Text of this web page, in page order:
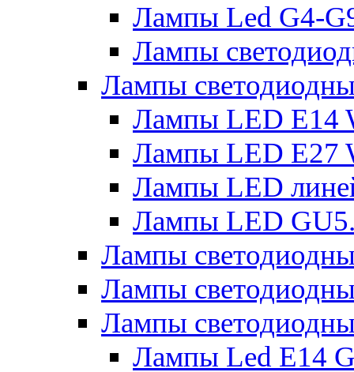
Лампы Led G4-
Лампы
Лампы
Лампы LED E14
Лампы LED E27
Лампы LED
Лампы LED
Лампы
Лампы
Лампы
Лампы Led Е14